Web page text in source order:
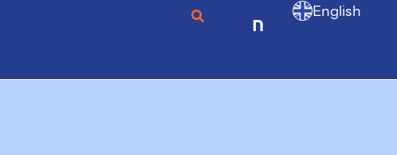
ก English